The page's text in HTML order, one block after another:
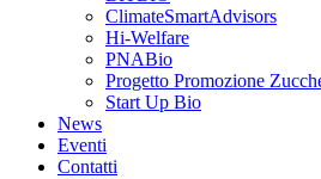
ClimateSmartAdvisors
Hi-Welfare
PNABio
Progetto Promozione
Start Up Bio
News
Eventi
Contatti